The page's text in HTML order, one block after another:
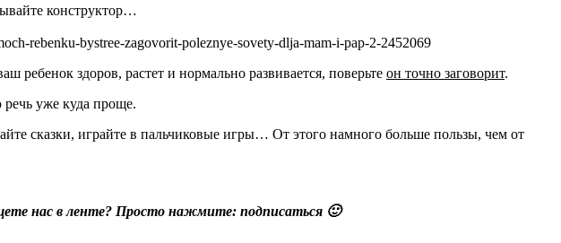
конструктор…
здоров, растет и нормально развивается, поверьте он точно заговорит.
речь уже куда проще.
сказки, играйте в пальчиковые игры… От этого намного больше пользы, чем от
нас в ленте? Просто нажмите: подписаться 🙂